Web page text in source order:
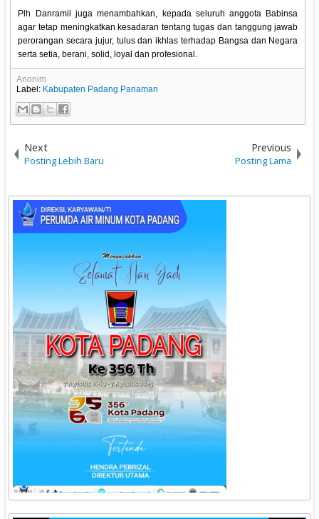
Plh Danramil juga menambahkan, kepada seluruh anggota Babinsa
agar tetap meningkatkan kesadaran tentang tugas dan tanggung jawab
perorangan secara jujur, tulus dan ikhlas terhadap Bangsa dan Negara
serta setia, berani, solid, loyal dan profesional.
Anonim
Label: Kabupaten Padang Pariaman
Next
Posting Lebih Baru
Previous
Posting Lama